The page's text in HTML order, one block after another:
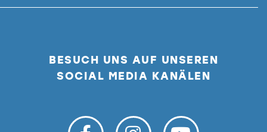
BESUCH UNS AUF UNSEREN
SOCIAL MEDIA KANÄLEN